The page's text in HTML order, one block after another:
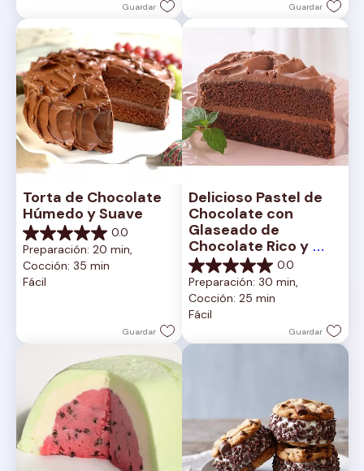
reseña
Guardar Guardar
Torta de Chocolate
Húmedo y Suave
0.0
0.0
de
5
estrellas.
Preparación: 20 min,
Cocción: 35 min
Fácil
Guardar
Delicioso Pastel de
Chocolate con
Glaseado de
Chocolate Rico y
Cremoso
0.0
0.0
de
5
estrellas.
Preparación: 30 min,
Cocción: 25 min
Fácil
Guardar